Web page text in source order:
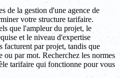
de la gestion d'une agence de
votre structure tarifaire.
que l'ampleur du projet, le
et le niveau d'expertise
facturent par projet, tandis que
ou par mot. Recherchez les normes
tarifaire qui fonctionne pour vous